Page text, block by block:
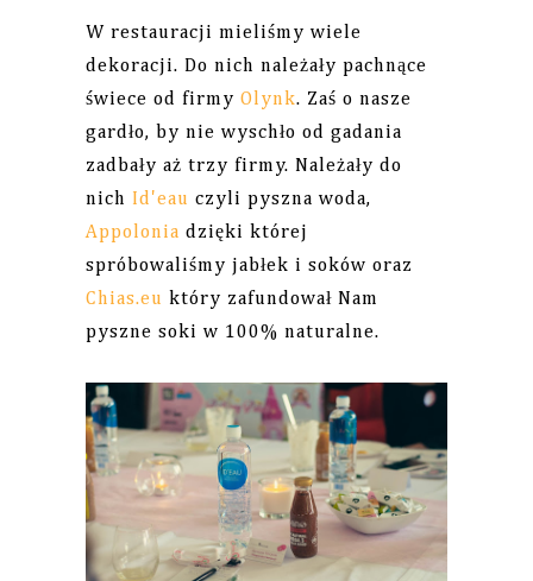
W restauracji mieliśmy wiele
dekoracji. Do nich należały pachnące
świece od firmyOlynk. Zaś o nasze
gardło, by nie wyschło od gadania
zadbały aż trzy firmy. Należały do
nich Id'eau czyli pyszna woda,
Appoloniadzięki której
spróbowaliśmy jabłek i soków oraz
Chias.eu który zafundował Nam
pyszne soki w 100% naturalne.